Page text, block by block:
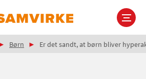
Børn Er det sandt, at børn bliver